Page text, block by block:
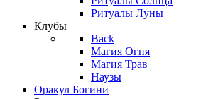
Ритуалы Луны
Клубы
Back
Магия Огня
Магия Трав
Наузы
Оракул Богини